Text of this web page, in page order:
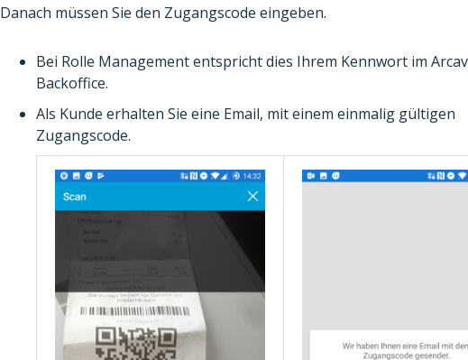
Danach müssen Sie den Zugangscode eingeben.
Bei Rolle Management entspricht dies Ihrem Kennwort im
Backoffice.
Als Kunde erhalten Sie eine Email, mit einem einmalig gültigen
Zugangscode.